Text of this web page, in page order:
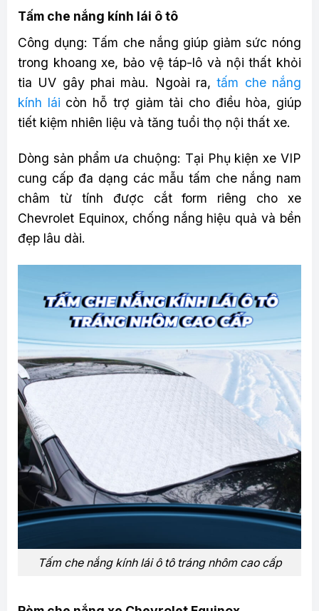
Tấm che nắng kính lái ô tô
Công dụng: Tấm che nắng giúp giảm sức nóng
trong khoang xe, bảo vệ táp-lô và nội thất khỏi
tia UV gây phai màu. Ngoài ra,tấm che nắng
kính lái còn hỗ trợ giảm tải cho điều hòa, giúp
tiết kiệm nhiên liệu và tăng tuổi thọ nội thất xe.
Dòng sản phẩm ưa chuộng: Tại Phụ kiện xe VIP
cung cấp đa dạng các mẫu tấm che nắng nam
châm từ tính được cắt form riêng cho xe
Chevrolet Equinox, chống nắng hiệu quả và bền
đẹp lâu dài.
Tấm che nắng kính lái ô tô tráng nhôm cao cấp